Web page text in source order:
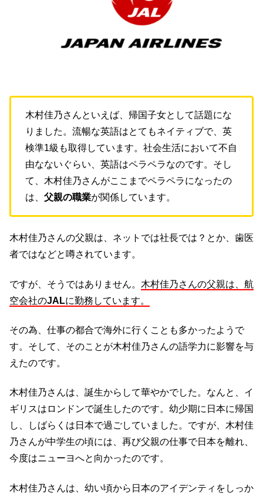
木村佳乃さんといえば、帰国子女として話題にな
りました。流暢な英語はとてもネイティブで、英
検準1級も取得しています。社会生活において不自
由なないぐらい、英語はペラペラなのです。そし
て、木村佳乃さんがここまでペラペラになったの
は、 父親の職業が関係しています。
木村佳乃さんの父親は、ネットでは社長では？とか、歯医
者ではなどと噂されています。
ですが、そうではありません。 木村佳乃さんの父親は、航
空会社のJALに勤務しています。
その為、仕事の都合で海外に行くことも多かったようで
す。そして、そのことが木村佳乃さんの語学力に影響を与
えたのです。
木村佳乃さんは、誕生からして華やかでした。なんと、イ
ギリスはロンドンで誕生したのです。幼少期に日本に帰国
し、しばらくは日本で過ごしていました。ですが、木村佳
乃さんが中学生の頃には、再び父親の仕事で日本を離れ、
今度はニューヨへと向かったのです。
木村佳乃さんは、幼い頃から日本のアイデンティをしっか